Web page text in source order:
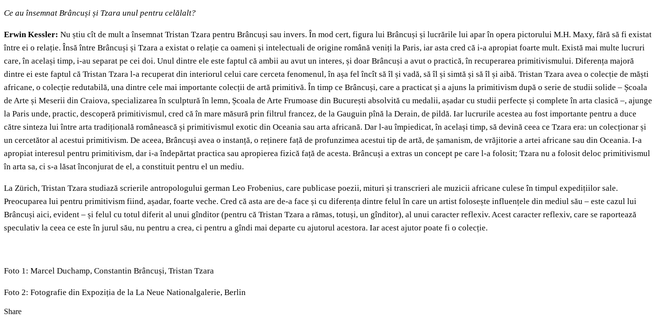
Ce au însemnat Brâncuși și Tzara unul pentru celălalt?
Erwin Kessler: Nu știu cît de mult a însemnat Tristan Tzara pentru Brâncuși sau invers. În mod cert, figura lui Brâncuși și lucrările lui apar în opera pictorului M.H. Maxy, fără să fi existat
între ei o relație. Însă între Brâncuși și Tzara a existat o relație ca oameni și intelectuali de origine română veniți la Paris, iar asta cred că i-a apropiat foarte mult. Există mai multe lucruri
care, în același timp, i-au separat pe cei doi. Unul dintre ele este faptul că ambii au avut un interes, și doar Brâncuși a avut o practică, în recuperarea primitivismului. Diferența majoră
dintre ei este faptul că Tristan Tzara l-a recuperat din interiorul celui care cerceta fenomenul, în așa fel încît să îl și vadă, să îl și simtă și să îl și aibă. Tristan Tzara avea o colecție de măști
africane, o colecție redutabilă, una dintre cele mai importante colecții de artă primitivă. În timp ce Brâncuși, care a practicat și a ajuns la primitivism după o serie de studii solide – Școala
de Arte și Meserii din Craiova, specializarea în sculptură în lemn, Școala de Arte Frumoase din București absolvită cu medalii, așadar cu studii perfecte și complete în arta clasică –, ajunge
la Paris unde, practic, descoperă primitivismul, cred că în mare măsură prin filtrul francez, de la Gauguin pînă la Derain, de pildă. Iar lucrurile acestea au fost importante pentru a duce
către sinteza lui între arta tradițională românească și primitivismul exotic din Oceania sau arta africană. Dar l-au împiedicat, în același timp, să devină ceea ce Tzara era: un colecționar și
un cercetător al acestui primitivism. De aceea, Brâncuși avea o instanță, o reținere față de profunzimea acestui tip de artă, de șamanism, de vrăjitorie a artei africane sau din Oceania. I-a
apropiat interesul pentru primitivism, dar i-a îndepărtat practica sau apropierea fizică față de acesta. Brâncuși a extras un concept pe care l-a folosit; Tzara nu a folosit deloc primitivismul
în arta sa, ci s-a lăsat înconjurat de el, a constituit pentru el un mediu.
La Zürich, Tristan Tzara studiază scrierile antropologului german Leo Frobenius, care publicase poezii, mituri și transcrieri ale muzicii africane culese în timpul expedițiilor sale.
Preocuparea lui pentru primitivism fiind, așadar, foarte veche. Cred că asta are de-a face și cu diferența dintre felul în care un artist folosește influențele din mediul său – este cazul lui
Brâncuși aici, evident – și felul cu totul diferit al unui gînditor (pentru că Tristan Tzara a rămas, totuși, un gînditor), al unui caracter reflexiv. Acest caracter reflexiv, care se raportează
speculativ la ceea ce este în jurul său, nu pentru a crea, ci pentru a gîndi mai departe cu ajutorul acestora. Iar acest ajutor poate fi o colecție.
Foto 1: Marcel Duchamp, Constantin Brâncuși, Tristan Tzara
Foto 2: Fotografie din Expoziția de la La Neue Nationalgalerie, Berlin
Share